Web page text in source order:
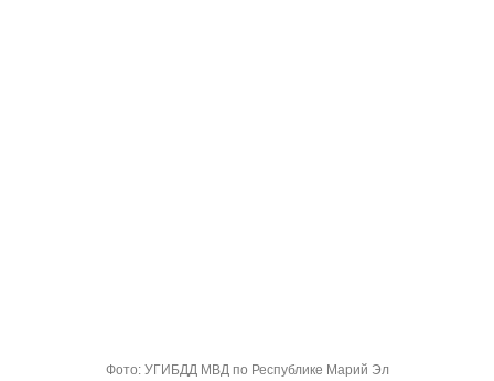
Фото: УГИБДД МВД по Республике Марий Эл